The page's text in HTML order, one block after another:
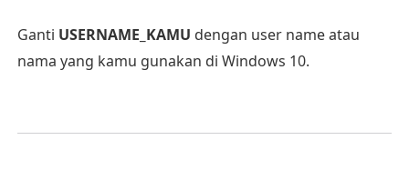
Ganti USERNAME_KAMU dengan user name atau
nama yang kamu gunakan di Windows 10.